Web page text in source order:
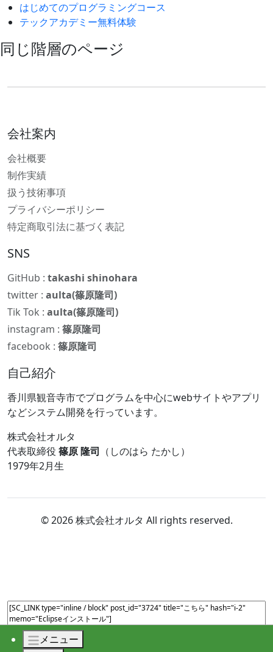
はじめてのプログラミングコース
テックアカデミー無料体験
同じ階層のページ
会社案内
会社概要
制作実績
扱う技術事項
プライバシーポリシー
特定商取引法に基づく表記
SNS
GitHub : takashi shinohara
twitter : aulta(篠原隆司)
Tik Tok : aulta(篠原隆司)
instagram : 篠原隆司
facebook : 篠原隆司
自己紹介
香川県観音寺市でプログラムを中心にwebサイトやアプリ
などシステム開発を行っています。
株式会社オルタ
代表取締役 篠原 隆司 （しのはら たかし）
1979年2月生
© 2026 株式会社オルタ All rights reserved.
メニュー